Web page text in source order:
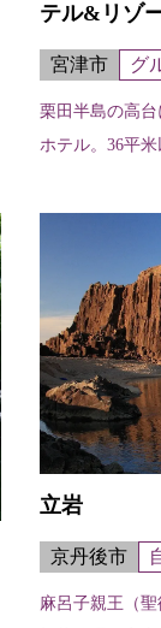
テル&リゾ
宮津市 グ
栗田半島の高
ホテル。36平
や、丹後由良
立岩
京丹後市
麻呂子親王（